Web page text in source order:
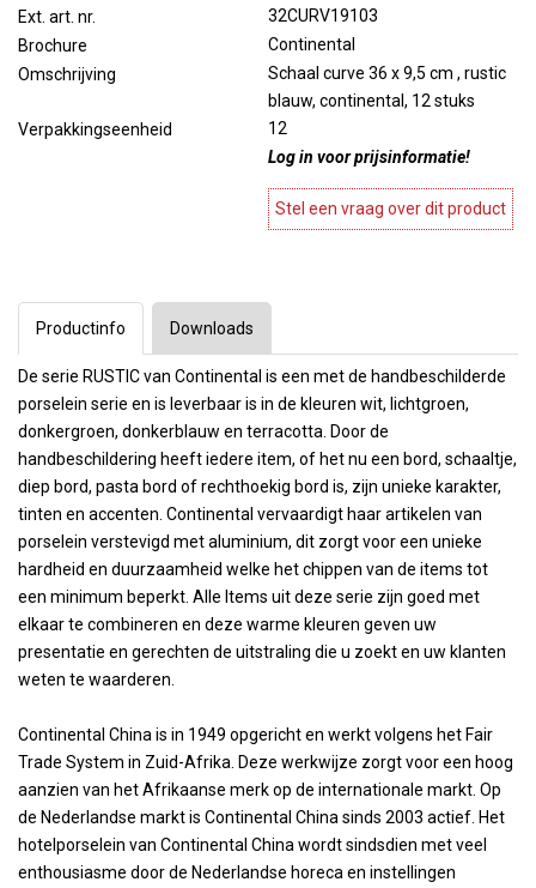
Ext. art. nr.
32CURV19103
Brochure
Continental
Omschrijving
Schaal curve 36 x 9,5 cm , rustic
blauw, continental, 12 stuks
Verpakkingseenheid
12
Log in voor prijsinformatie!
Stel een vraag over dit product
Productinfo
De serie RUSTIC van Continental is een met de handbeschilderde
porselein serie en is leverbaar is in de kleuren wit, lichtgroen,
donkergroen, donkerblauw en terracotta. Door de
handbeschildering heeft iedere item, of het nu een bord, schaaltje,
diep bord, pasta bord of rechthoekig bord is, zijn unieke karakter,
tinten en accenten. Continental vervaardigt haar artikelen van
porselein verstevigd met aluminium, dit zorgt voor een unieke
hardheid en duurzaamheid welke het chippen van de items tot
een minimum beperkt. Alle Items uit deze serie zijn goed met
elkaar te combineren en deze warme kleuren geven uw
presentatie en gerechten de uitstraling die u zoekt en uw klanten
weten te waarderen.
Continental China is in 1949 opgericht en werkt volgens het Fair
Trade System in Zuid-Afrika. Deze werkwijze zorgt voor een hoog
aanzien van het Afrikaanse merk op de internationale markt. Op
de Nederlandse markt is Continental China sinds 2003 actief. Het
hotelporselein van Continental China wordt sindsdien met veel
enthousiasme door de Nederlandse horeca en instellingen
Downloads